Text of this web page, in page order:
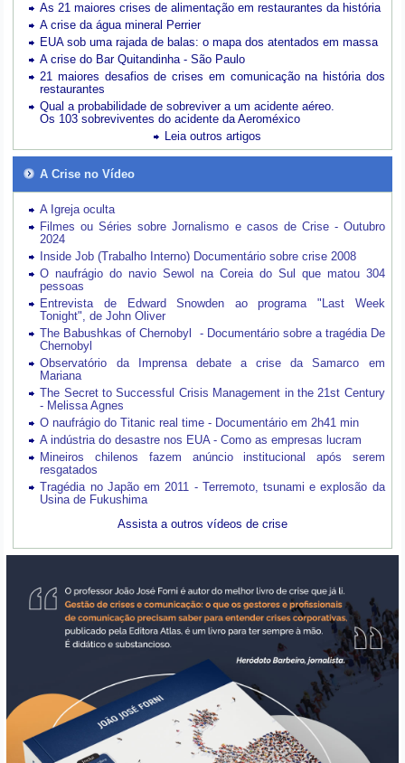
As 21 maiores crises de alimentação em restaurantes da história
A crise da água mineral Perrier
EUA sob uma rajada de balas: o mapa dos atentados em massa
A crise do Bar Quitandinha - São Paulo
21 maiores desafios de crises em comunicação na história dos
restaurantes
Qual a probabilidade de sobreviver a um acidente aéreo.
Os 103 sobreviventes do acidente da Aeroméxico
Leia outros artigos
A Crise no Vídeo
A Igreja oculta
Filmes ou Séries sobre Jornalismo e casos de Crise - Outubro
2024
Inside Job (Trabalho Interno) Documentário sobre crise 2008
O naufrágio do navio Sewol na Coreia do Sul que matou 304
pessoas
Entrevista de Edward Snowden ao programa "Last Week
Tonight", de John Oliver
The Babushkas of Chernobyl - Documentário sobre a tragédia De
Chernobyl
Observatório da Imprensa debate a crise da Samarco em
Mariana
The Secret to Successful Crisis Management in the 21st Century
- Melissa Agnes
O naufrágio do Titanic real time - Documentário em 2h41 min
A indústria do desastre nos EUA - Como as empresas lucram
Mineiros chilenos fazem anúncio institucional após serem
resgatados
Tragédia no Japão em 2011 - Terremoto, tsunami e explosão da
Usina de Fukushima
Assista a outros vídeos de crise